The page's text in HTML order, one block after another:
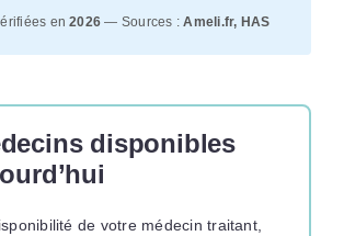
en2026 — Sources :Ameli.fr, HAS
disponibles
de votre médecin traitant,